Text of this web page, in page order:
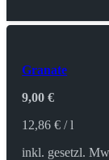
Granate
9,00€
12,86€ /l
inkl. gesetzl.